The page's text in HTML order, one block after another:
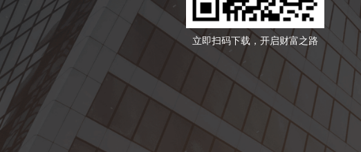
立即扫码下载，开启财富之路